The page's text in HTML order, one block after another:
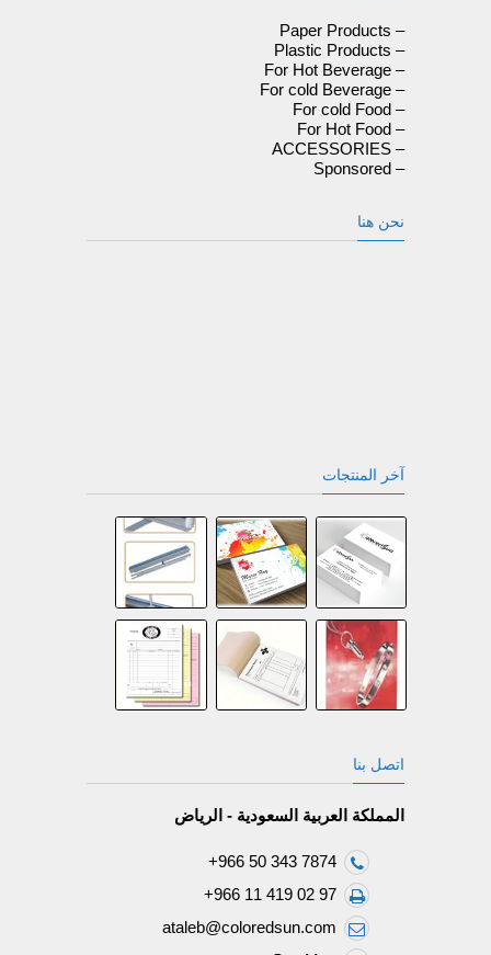
– Paper Products
– Plastic Products
– For Hot Beverage
– For cold Beverage
– For cold Food
– For Hot Food
– ACCESSORIES
– Sponsored
نحن هنا
آخر المنتجات
اتصل بنا
المملكة العربية السعودية - الرياض
+966 50 343 7874
+966 11 419 02 97
ataleb@coloredsun.com